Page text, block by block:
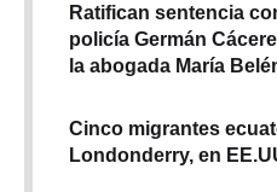
Ratifican sentencia
policía Germán
la abogada María
Cinco migrantes
Londonderry, en